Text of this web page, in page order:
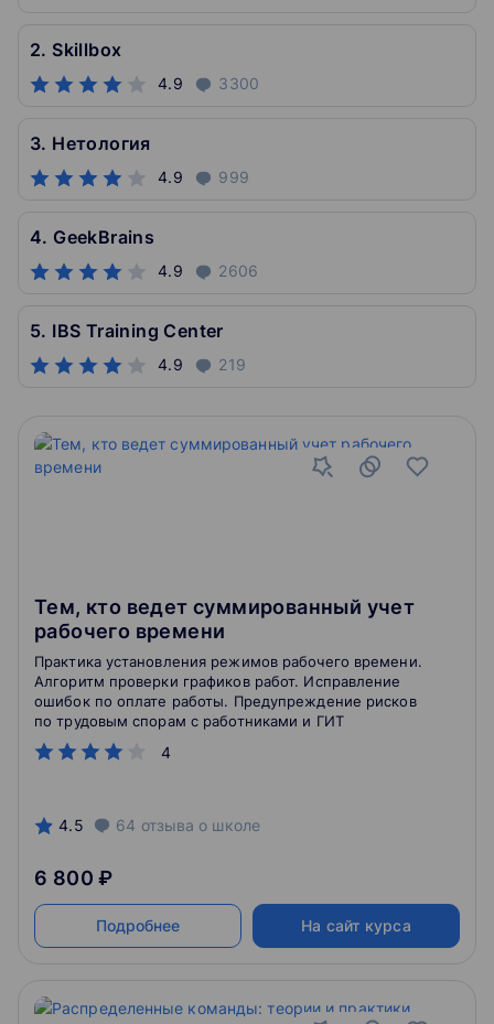
2. Skillbox
4.9 3300
3. Нетология
4.9 999
4. GeekBrains
4.9 2606
5. IBS Training Center
4.9 219
Тем, кто ведет суммированный учет
рабочего времени
4
Практика установления режимов рабочего времени.
Алгоритм проверки графиков работ. Исправление
ошибок по оплате работы. Предупреждение рисков
по трудовым спорам с работниками и ГИТ
4.5 64 отзыва о школе
6 800 ₽
Подробнее На сайт курса